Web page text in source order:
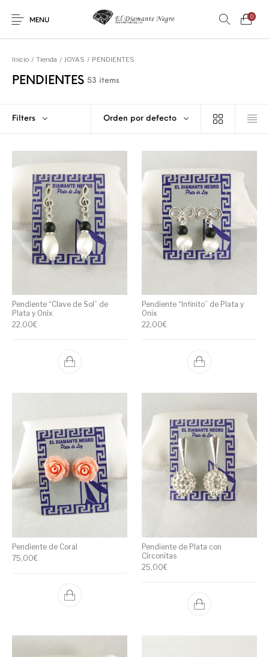
MENU
0
Novedades En oferta ! DECORACIÓN DINOSAURIOS
ESOTERISMO FÓSILES JOYAS METEORITOS
MINERALES
PRODUCTOS DE
CONSUMO
Inicio / Tienda / JOYAS / PENDIENTES
PENDIENTES 53 items
Filters Orden por defecto
Pendiente “Clave de Sol” de
Plata y Onix
22,00€
Pendiente “Infinito” de Plata y
Onix
22,00€
Pendiente de Coral
75,00€
Pendiente de Plata con
Circonitas
25,00€